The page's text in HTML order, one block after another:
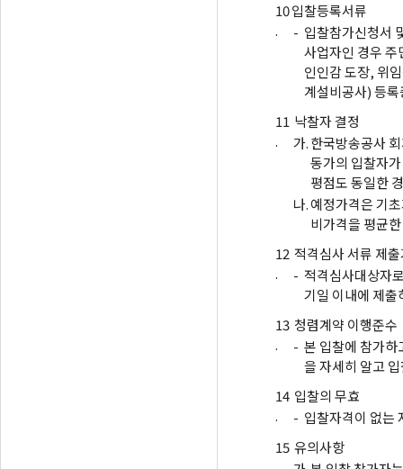
10
.
입찰등록서류
- 입찰참가신청서
사업자인 경우
인인감 도장, 위
계설비공사) 등
11
.
낙찰자 결정
가.한국방송공사
동가의 입찰자
평점도 동일한
나.예정가격은 기
비가격을 평균
12
.
적격심사 서류 제
- 적격심사대상자
기일 이내에 제출
13
.
청렴계약 이행준수
- 본 입찰에 참가하
을 자세히 알고
14
.
입찰의 무효
- 입찰자격이 없는
15 유의사항